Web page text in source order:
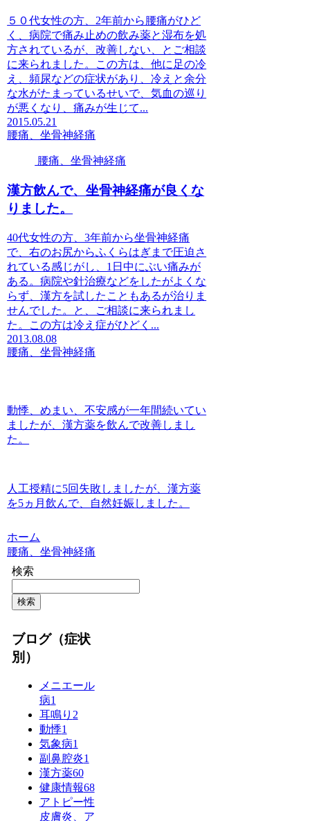
５０代女性の方、2年前から腰痛がひど
く、病院で痛み止めの飲み薬と湿布を処
方されているが、改善しない、とご相談
に来られました。この方は、他に足の冷
え、頻尿などの症状があり、冷えと余分
な水がたまっているせいで、気血の巡り
が悪くなり、痛みが生じて...
2015.05.21
腰痛、坐骨神経痛
腰痛、坐骨神経痛
漢方飲んで、坐骨神経痛が良くな
りました。
40代女性の方、3年前から坐骨神経痛
で、右のお尻からふくらはぎまで圧迫さ
れている感じがし、1日中にぶい痛みが
ある。病院や針治療などをしたがよくな
らず、漢方を試したこともあるが治りま
せんでした。と、ご相談に来られまし
た。この方は冷え症がひどく...
2013.08.08
腰痛、坐骨神経痛
動悸、めまい、不安感が一年間続いてい
ましたが、漢方薬を飲んで改善しまし
た。
人工授精に5回失敗しましたが、漢方薬
を5ヵ月飲んで、自然妊娠しました。
ホーム
腰痛、坐骨神経痛
検索
検索
ブログ（症状
別）
メニエール
病1
耳鳴り 2
動悸1
気象病1
副鼻腔炎1
漢方薬60
健康情報68
アトピー性
皮膚炎、ア